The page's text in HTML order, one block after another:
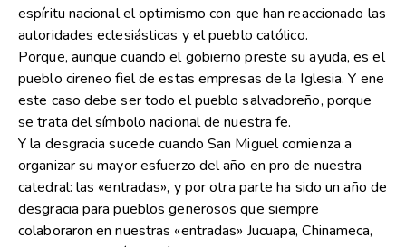
espíritu nacional el optimismo con que han reaccionado las
autoridades eclesiásticas y el pueblo católico.
Porque, aunque cuando el gobierno preste su ayuda, es el
pueblo cireneo fiel de estas empresas de la Iglesia. Y ene
este caso debe ser todo el pueblo salvadoreño, porque
se trata del símbolo nacional de nuestra fe.
Y la desgracia sucede cuando San Miguel comienza a
organizar su mayor esfuerzo del año en pro de nuestra
catedral: las «entradas», y por otra parte ha sido un año de
desgracia para pueblos generosos que siempre
colaboraron en nuestras «entradas» Jucuapa, Chinameca,